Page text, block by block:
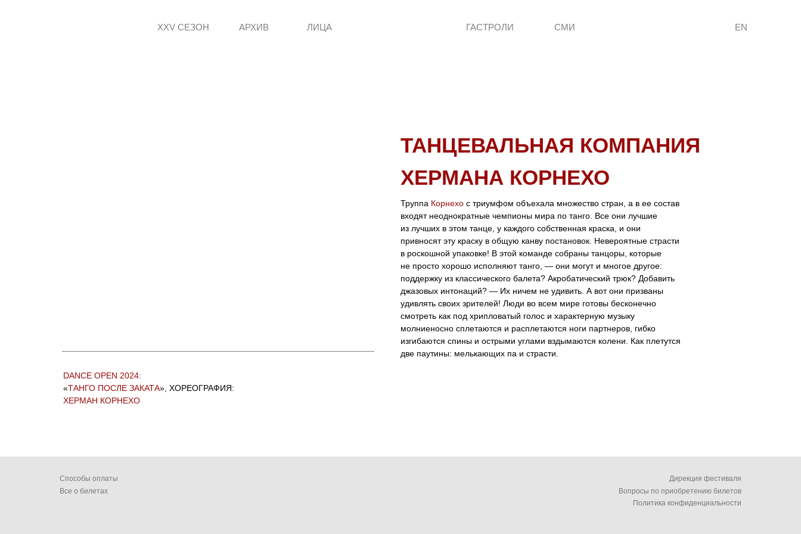
XXV СЕЗОН АРХИВ ЛИЦА ГАСТРОЛИ СМИ EN
ТАНЦЕВАЛЬНАЯ КОМПАНИЯ
ХЕРМАНА КОРНЕХО
Труппа Корнехо с триумфом объехала множество стран, а в ее состав
входят неоднократные чемпионы мира по танго. Все они лучшие
из лучших в этом танце, у каждого собственная краска, и они
привносят эту краску в общую канву постановок. Невероятные страсти
в роскошной упаковке! В этой команде собраны танцоры, которые
не просто хорошо исполняют танго, — они могут и многое другое:
поддержку из классического балета? Акробатический трюк? Добавить
джазовых интонаций? — Их ничем не удивить. А вот они призваны
удивлять своих зрителей! Люди во всем мире готовы бесконечно
смотреть как под хрипловатый голос и характерную музыку
молниеносно сплетаются и расплетаются ноги партнеров, гибко
изгибаются спины и острыми углами вздымаются колени. Как плетутся
две паутины: мелькающих па и страсти.
DANCE OPEN 2024:
«ТАНГО ПОСЛЕ ЗАКАТА», ХОРЕОГРАФИЯ:
ХЕРМАН КОРНЕХО
Способы оплаты
Дирекция фестиваля
Вопросы по приобретению билетов
Политика конфиденциальности
Все о билетах